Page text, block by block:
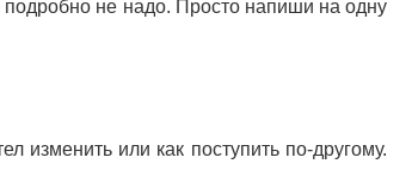
не надо. Просто напиши на одну
изменить или как поступить по-другому.